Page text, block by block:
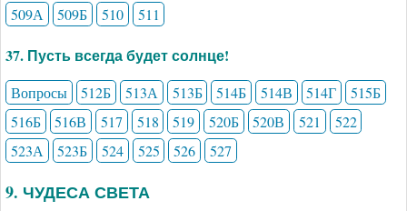
509А
509Б 510 511
37. Пусть всегда будет солнце!
Вопросы 512Б 513А 513Б 514Б 514В 514Г
515Б
516Б
516В 517 518 519 520Б 520В 521
522
523А
523Б 524 525 526 527
9. ЧУДЕСА СВЕТА